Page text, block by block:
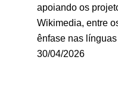
apoiando os
Wikimedia, entre
ênfase nas
30/04/2026